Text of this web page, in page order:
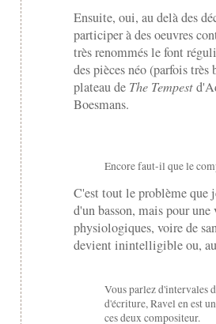
Ensuite, oui, au delà des
participer à des oeuvres
très renommés le font
des pièces néo (parfois très
plateau de The Tempest
Boesmans.
Encore faut-il que le
C'est tout le problème que
d'un basson, mais pour
physiologiques, voire de
devient inintelligible ou,
Vous parlez d'intervales
d'écriture, Ravel en est
ces deux compositeur.